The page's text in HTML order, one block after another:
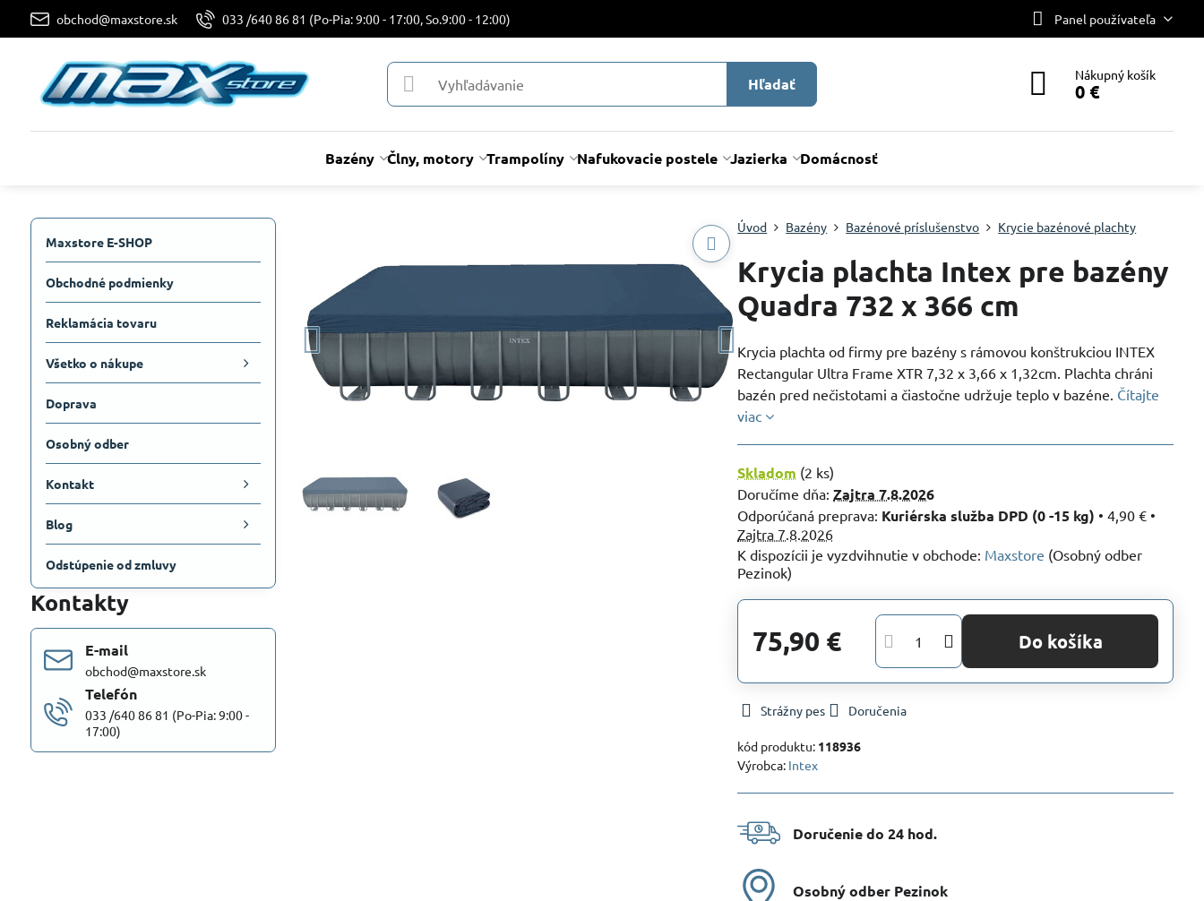
obchod@maxstore.sk 033 /640 86 81 (Po-Pia: 9:00 - 17:00, So.9:00 - 12:00) Panel používateľa
Hľadať Nákupný košík
0 €
Bazény Člny, motory Trampolíny Nafukovacie postele Jazierka Domácnosť
Úvod Bazény Bazénové príslušenstvo Krycie bazénové plachty
Krycia plachta Intex pre bazény
Quadra 732 x 366 cm
Krycia plachta od firmy pre bazény s rámovou konštrukciou INTEX
Rectangular Ultra Frame XTR 7,32 x 3,66 x 1,32cm. Plachta chráni
bazén pred nečistotami a čiastočne udržuje teplo v bazéne. Čítajte
viac
Skladom (2 ks)
Doručíme dňa:Zajtra 7.8.2026
Kuriérska služba DPD (0 -15 kg) •4,90 € •
Zajtra 7.8.2026
Maxstore (Osobný odber
Pezinok)
75,90 € Do košíka
Strážny pes Doručenia
kód produktu: 118936
Výrobca: Intex
Doručenie do 24 hod​.
Osobný odber Pezinok
Maxstore E-SHOP
Obchodné podmienky
Reklamácia tovaru
Všetko o nákupe
Doprava
Osobný odber
Kontakt
Blog
Odstúpenie od zmluvy
Kontakty
E-mail
obchod@maxstore.sk
Telefón
033 /640 86 81 (Po-Pia: 9:00 -
17:00)